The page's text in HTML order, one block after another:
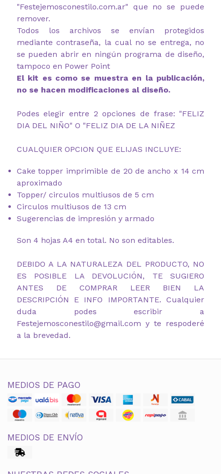
"Festejemosconestilo.com.ar" que no se puede
remover.
Todos los archivos se envían protegidos
mediante contraseña, la cual no se entrega, no
se pueden abrir en ningún programa de diseño,
tampoco en Power Point
El kit es como se muestra en la publicación,
no se hacen modificaciones al diseño.
Podes elegir entre 2 opciones de frase: "FELIZ
DIA DEL NIÑO" O "FELIZ DIA DE LA NIÑEZ
CUALQUIER OPCION QUE ELIJAS INCLUYE:
Cake topper imprimible de 20 de ancho x 14 cm
aproximado
Topper/ circulos multiusos de 5 cm
Circulos multiusos de 13 cm
Sugerencias de impresión y armado
Son 4 hojas A4 en total. No son editables.
DEBIDO A LA NATURALEZA DEL PRODUCTO, NO
ES POSIBLE LA DEVOLUCIÓN, TE SUGIERO
ANTES DE COMPRAR LEER BIEN LA
DESCRIPCIÓN E INFO IMPORTANTE. Cualquier
duda podes escribir a
Festejemosconestilo@gmail.com y te respoderé
a la brevedad.
MEDIOS DE PAGO
MEDIOS DE ENVÍO